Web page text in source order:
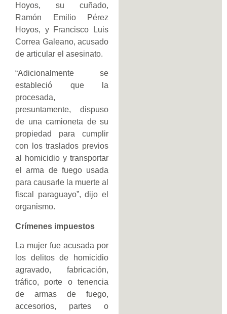
Hoyos, su cuñado,
Ramón Emilio Pérez
Hoyos, y Francisco Luis
Correa Galeano, acusado
de articular el asesinato.
“Adicionalmente se
estableció que la
procesada,
presuntamente, dispuso
de una camioneta de su
propiedad para cumplir
con los traslados previos
al homicidio y transportar
el arma de fuego usada
para causarle la muerte al
fiscal paraguayo”, dijo el
organismo.
Crímenes impuestos
La mujer fue acusada por
los delitos de homicidio
agravado, fabricación,
tráfico, porte o tenencia
de armas de fuego,
accesorios, partes o